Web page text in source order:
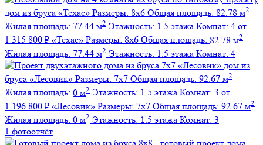
дом из бруса «Техас» Размеры: 8х6 Общая площадь: 82.78 м2
Жилая площадь: 77.44 м2 Этажность: 1.5 этажа Комнат: 4 от
1 315 800 ₽ «Техас» Размеры: 8х6 Общая площадь: 82.78 м2
Жилая площадь: 77.44 м2 Этажность: 1.5 этажа Комнат: 4
дом из
бруса «Лесовик» Размеры: 7х7 Общая площадь: 92.67 м2
Жилая площадь: 0 м2 Этажность: 1.5 этажа Комнат: 3 от
1 196 800 ₽ «Лесовик» Размеры: 7х7 Общая площадь: 92.67 м2
Жилая площадь: 0 м2 Этажность: 1.5 этажа Комнат: 3
1 фотоотчёт